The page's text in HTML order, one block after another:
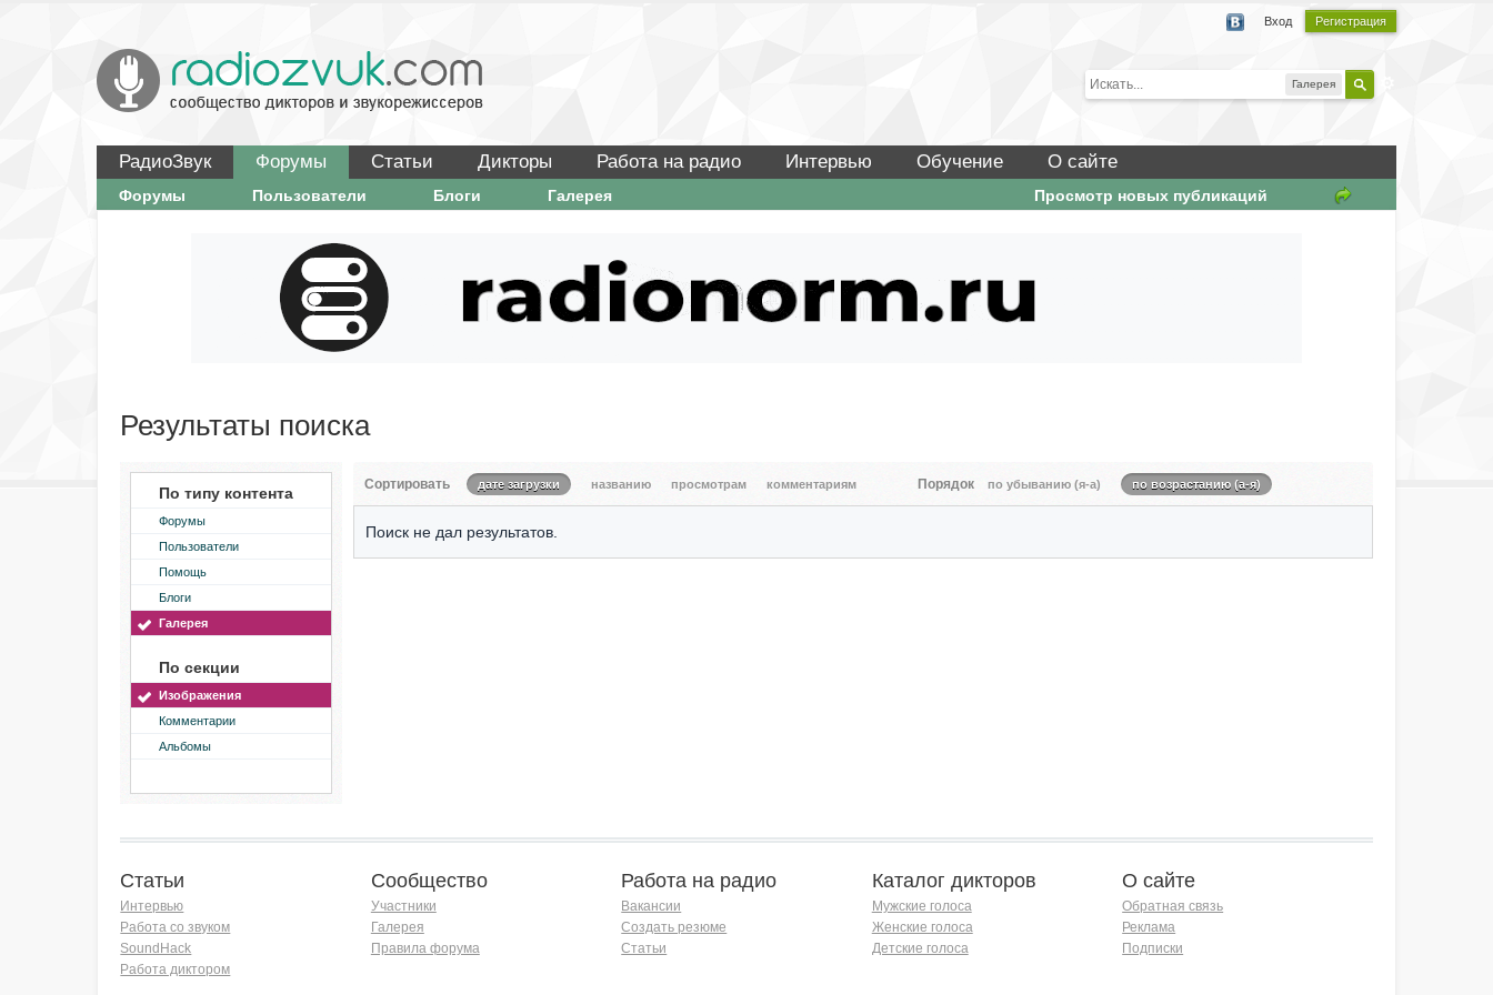
Вход Регистрация
Галерея
РадиоЗвук Форумы Статьи Дикторы Работа на радио Интервью Обучение О сайте
Просмотр новых публикаций
Форумы Пользователи Блоги Галерея
Результаты поиска
По типу контента
Форумы
Пользователи
Помощь
Блоги
Галерея
По секции
Изображения
Комментарии
Альбомы
Сортировать дате загрузки названию просмотрам комментариям Порядок по убыванию (я-а) по возрастанию (а-я)
Поиск не дал результатов.
Статьи
Интервью
Работа со звуком
SoundHack
Работа диктором
Сообщество
Участники
Галерея
Правила форума
Работа на радио
Вакансии
Создать резюме
Статьи
Каталог дикторов
Мужские голоса
Женские голоса
Детские голоса
О сайте
Обратная связь
Реклама
Подписки